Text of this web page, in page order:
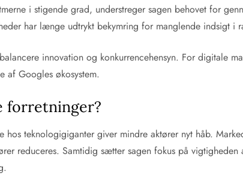
i stigende grad, understreger sagen behovet for
har længe udtrykt bekymring for manglende indsigt i
innovation og konkurrencehensyn. For digitale
Googles økosystem.
forretninger?
hos teknologigiganter giver mindre aktører nyt håb.
reduceres. Samtidig sætter sagen fokus på